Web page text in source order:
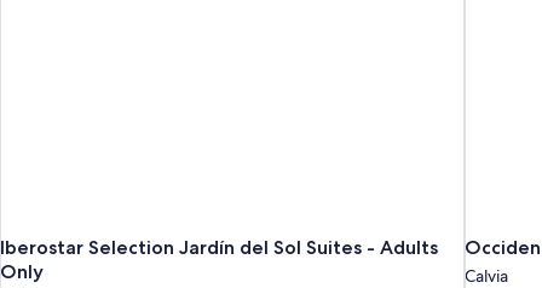
Iberostar Selection Jardín del Sol Suites - Adults
Only
Calvia